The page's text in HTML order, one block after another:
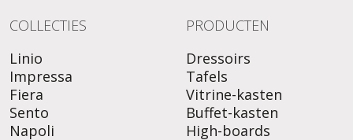
COLLECTIES
Linio
Impressa
Fiera
Sento
Napoli
PRODUCTEN
Dressoirs
Tafels
Vitrine-kasten
Buffet-kasten
High-boards